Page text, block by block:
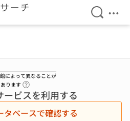
検索を
メ
によって異なることが
あります
ビスを利用する
タベースで確認する